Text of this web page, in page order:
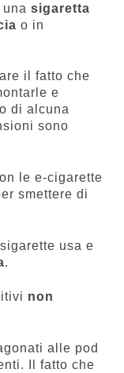
sigaretta
o in
il fatto che
e
di alcuna
sono
le e-cigarette
smettere di
usa e
.
non
alle pod
Il fatto che